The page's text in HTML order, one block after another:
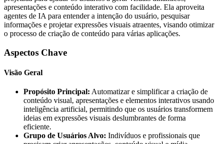
apresentações e conteúdo interativo com facilidade. Ela aproveita
agentes de IA para entender a intenção do usuário, pesquisar
informações e projetar expressões visuais atraentes, visando otimizar
o processo de criação de conteúdo para várias aplicações.
Aspectos Chave
Visão Geral
Propósito Principal: Automatizar e simplificar a criação de
conteúdo visual, apresentações e elementos interativos usando
inteligência artificial, permitindo que os usuários transformem
ideias em expressões visuais deslumbrantes de forma
eficiente.
Grupo de Usuários Alvo: Indivíduos e profissionais que